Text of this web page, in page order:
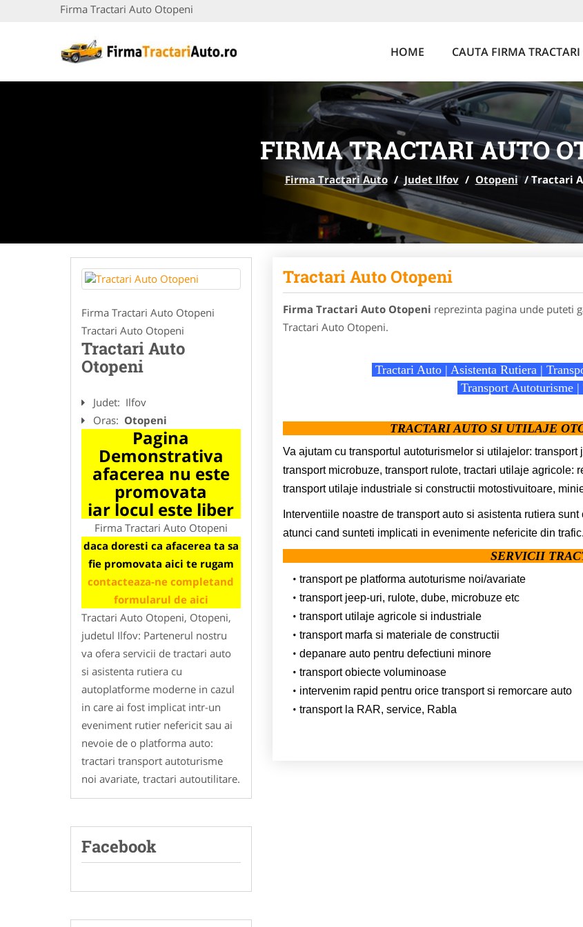
Firma Tractari Auto Otopeni
HOME CAUTA FIRMA
FIRMA TRACTARI AUTO
Firma Tractari Auto / Judet Ilfov / Otopeni /Tractari
Firma Tractari Auto Otopeni
Tractari Auto Otopeni
Tractari Auto
Otopeni
Judet: Ilfov
Oras: Otopeni
Pagina
Demonstrativa
afacerea nu este
promovata
iar locul este liber
Firma Tractari Auto Otopeni
daca doresti ca afacerea ta sa
fie promovata aici te rugam
contacteaza-ne completand
formularul de aici
Tractari Auto Otopeni, Otopeni,
judetul Ilfov: Partenerul nostru
va ofera servicii de tractari auto
si asistenta rutiera cu
autoplatforme moderne in cazul
in care ai fost implicat intr-un
eveniment rutier nefericit sau ai
nevoie de o platforma auto:
tractari transport autoturisme
noi avariate, tractari autoutilitare.
Facebook
Tractari Auto Otopeni
Firma Tractari Auto Otopeni reprezinta pagina unde puteti
Tractari Auto Otopeni.
Tractari Auto | Asistenta Rutiera |
Transport Autoturisme
TRACTARI AUTO SI UTILAJE
Va ajutam cu transportul autoturismelor si utilajelor:
transport microbuze, transport rulote, tractari utilaje agricole:
transport utilaje industriale si constructii motostivuitoare,
Interventiile noastre de transport auto si asistenta rutiera
atunci cand sunteti implicati in evenimente nefericite din trafic.
SERVICII
transport pe platforma autoturisme noi/avariate
transport jeep-uri, rulote, dube, microbuze etc
transport utilaje agricole si industriale
transport marfa si materiale de constructii
depanare auto pentru defectiuni minore
transport obiecte voluminoase
intervenim rapid pentru orice transport si remorcare auto
transport la RAR, service, Rabla